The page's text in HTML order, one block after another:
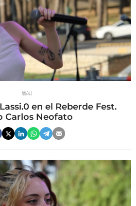
11/41
en el Reberde Fest.
Carlos Neofato